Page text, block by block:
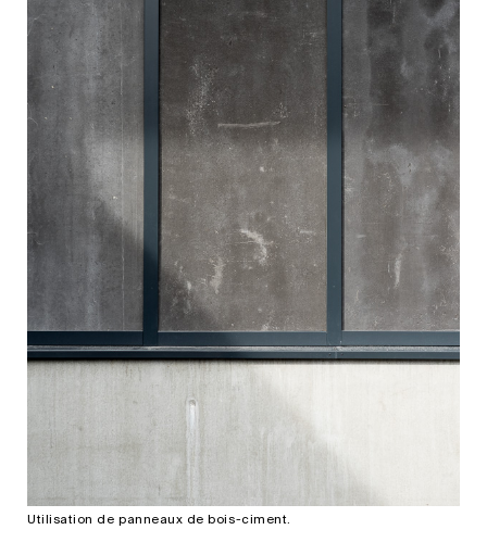
Utilisation de panneaux de bois-ciment.